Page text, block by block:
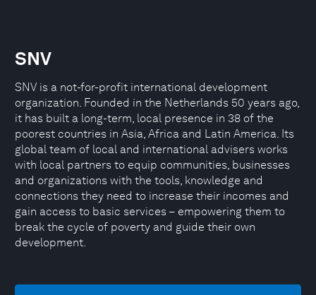
SNV
SNV is a not-for-profit international development
organization. Founded in the Netherlands 50 years ago,
it has built a long-term, local presence in 38 of the
poorest countries in Asia, Africa and Latin America. Its
global team of local and international advisers works
with local partners to equip communities, businesses
and organizations with the tools, knowledge and
connections they need to increase their incomes and
gain access to basic services – empowering them to
break the cycle of poverty and guide their own
development.